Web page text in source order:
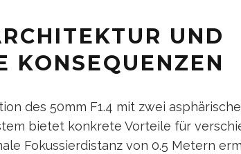
UND
KONSEQUENZEN
des 50mm F1.4 mit zwei
bietet konkrete Vorteile für
Fokussierdistanz von 0.5 Metern